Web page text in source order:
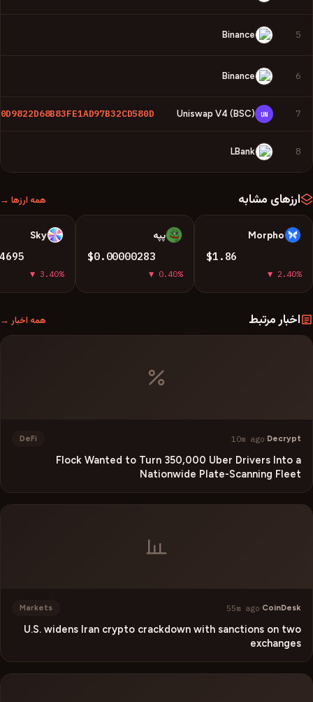
5
Binance
6
Binance
7
UN
Uniswap V4 (BSC)
8
LBank
ارزهای مشابه همه ارزها →
M
Morpho
$1.86
▼ 2.40%
P پپه
$0.00000283
▼ 0.40%
S
Sky
▼ 3.40%
اخبار مرتبط همه اخبار →
Decrypt
·
10m ago
DeFi
Flock Wanted to Turn 350,000 Uber Drivers Into a
Nationwide Plate-Scanning Fleet
CoinDesk
·
55m ago
Markets
U.S. widens Iran crypto crackdown with sanctions on two
exchanges